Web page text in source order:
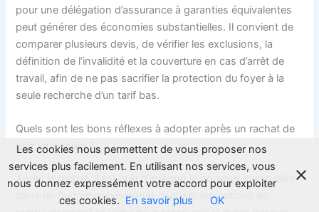
pour une délégation d’assurance à garanties équivalentes
peut générer des économies substantielles. Il convient de
comparer plusieurs devis, de vérifier les exclusions, la
définition de l’invalidité et la couverture en cas d’arrêt de
travail, afin de ne pas sacrifier la protection du foyer à la
seule recherche d’un tarif bas.
Quels sont les bons réflexes à adopter après un rachat de
prêt immobilier ?
Après le rachat, il est utile d’intégrer la nouvelle mensualité
dans un budget prévisionnel, d’utiliser les options de
Les cookies nous permettent de vous proposer nos
services plus facilement. En utilisant nos services, vous
nous donnez expressément votre accord pour exploiter
ces cookies. En savoir plus OK